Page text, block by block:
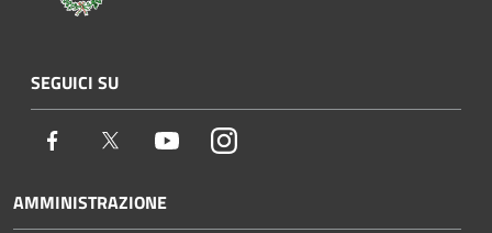
SEGUICI SU
Facebook Twitter YoutubeInstagram
AMMINISTRAZIONE